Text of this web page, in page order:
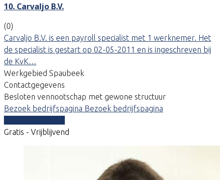
10. Carvaljo B.V.
(0)
Carvaljo B.V. is een payroll specialist met 1 werknemer. Het
de specialist is gestart op 02-05-2011 en is ingeschreven bij
de KvK…
Werkgebied Spaubeek
Contactgegevens
Besloten vennootschap met gewone structuur
Bezoek bedrijfspagina Bezoek bedrijfspagina
Gratis - Vrijblijvend